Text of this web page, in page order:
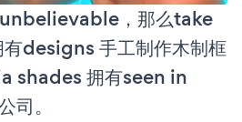
，那么take
designs 手工制作木制框
shades 拥有seen in
。